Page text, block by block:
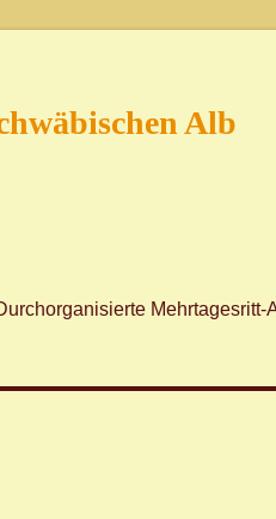
Alb
Mehrtagesritt-